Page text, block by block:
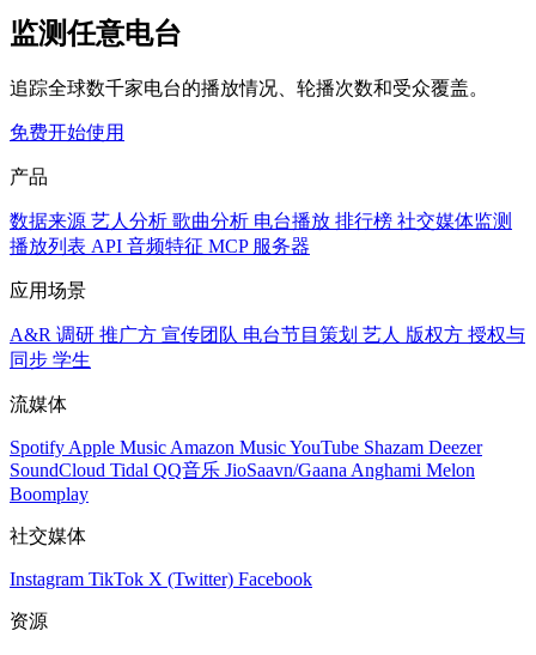
监测任意电台
追踪全球数千家电台的播放情况、轮播次数和受众覆盖。
免费开始使用
产品
数据来源 艺人分析 歌曲分析 电台播放 排行榜 社交媒体监测
播放列表 API 音频特征 MCP 服务器
应用场景
A&R 调研 推广方 宣传团队 电台节目策划 艺人 版权方 授权与
同步 学生
流媒体
Spotify Apple Music Amazon MusicYouTube Shazam Deezer
SoundCloud Tidal QQ音乐 JioSaavn/Gaana Anghami Melon
Boomplay
社交媒体
Instagram TikTok X (Twitter) Facebook
资源